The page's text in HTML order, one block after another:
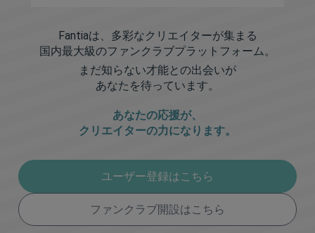
Fantiaは、多彩なクリエイターが集まる
国内最大級のファンクラブプラットフォーム。
まだ知らない才能との出会いが
あなたを待っています。
あなたの応援が、
クリエイターの力になります。
ユーザー登録はこちら
ファンクラブ開設はこちら